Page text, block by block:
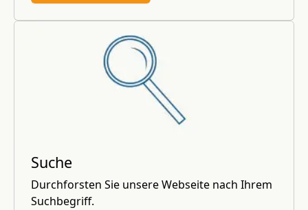
Suche
Durchforsten Sie unsere Webseite nach Ihrem
Suchbegriff.